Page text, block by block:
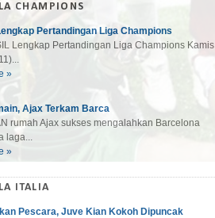
CHAMPIONS
Pertandingan Liga Champions
Lengkap Pertandingan Liga Champions Kamis
»
Ajax Terkam Barca
rumah Ajax sukses mengalahkan Barcelona
laga...
»
ITALIA
Pescara, Juve Kian Kokoh Dipuncak